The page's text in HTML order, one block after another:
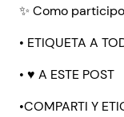
✨️ Como
• ETIQUETA A
• ♥️ A ESTE POST
•COMPARTI Y